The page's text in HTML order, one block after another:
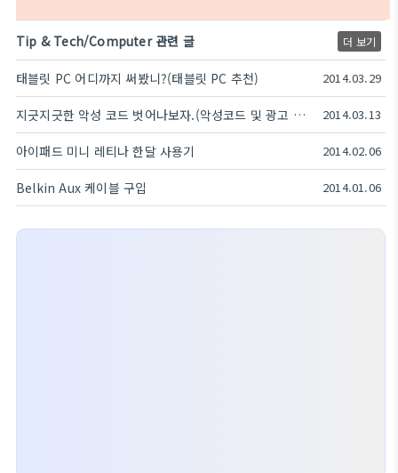
Tip & Tech/Computer 관련 글 더 보기
태블릿 PC 어디까지 써봤니?(태블릿 PC 추천) 2014.03.29
지긋지긋한 악성 코드 벗어나보자.(악성코드 및 광고 사이트 제거하기) 2014.03.13
아이패드 미니 레티나 한달 사용기 2014.02.06
Belkin Aux 케이블 구입 2014.01.06